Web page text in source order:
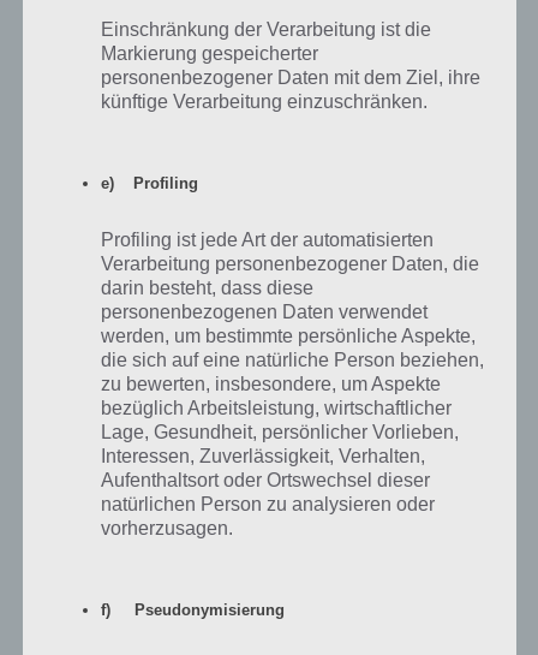
Auch die Idee hinter Level 4 ist relativ gut umgesetzt, 100 Rooms
macht auf jedenfall sehr viel Laune. Die Level sind relativ
unterschiedlich von der Schwierigkeit her. Wenn man aber einmal
den Bogen raus hat, geht das Spiel eigentlich. Hier nun also die
Zunächst siehst du eine Axt recht oben über der Tür. Nimm diese auf
Holz. Nun brauchst du wieder einen Code. Hier aber erstmal die
Screenshots zum ersten Schritt:
Einschränkung der Verarbeitung ist die
Markierung gespeicherter
personenbezogener Daten mit dem Ziel, ihre
künftige Verarbeitung einzuschränken.
e) Profiling
Profiling ist jede Art der automatisierten
Verarbeitung personenbezogener Daten, die
darin besteht, dass diese
personenbezogenen Daten verwendet
werden, um bestimmte persönliche Aspekte,
die sich auf eine natürliche Person beziehen,
zu bewerten, insbesondere, um Aspekte
bezüglich Arbeitsleistung, wirtschaftlicher
Lage, Gesundheit, persönlicher Vorlieben,
Interessen, Zuverlässigkeit, Verhalten,
Aufenthaltsort oder Ortswechsel dieser
natürlichen Person zu analysieren oder
vorherzusagen.
f) Pseudonymisierung